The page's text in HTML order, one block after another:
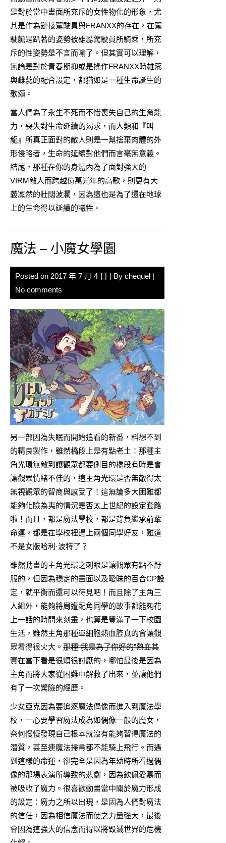
是對於當中畫面所充斥的女性物化的形象，尤
其是作為鏈接駕駛員與FRANXX的存在，在駕
駛艙是趴著的姿勢被雄蕊駕駛員所騎乘，所充
斥的性姿勢是不言而喻了。但其實可以理解，
無論是對於青春期抑或是操作FRANXX時雄蕊
與雌蕊的配合設定，都猶如是一種生命誕生的
歌頌。
當人們為了永生不死而不惜喪失自己的生育能
力，喪失對生命延續的渴求，而人類和『叫
龍』所真正面對的敵人則是一幫捨棄肉體的外
形侵略者，生命的延續對他們而言毫無意義。
結尾，那種在你的身體內為了面對強大的
VIRM敵人而跨越億萬光年的高歌，則更有大
義凜然的壯闊波瀾，因為這也是為了還在地球
上的生命得以延續的犧牲。
魔法 – 小魔女學園
Posted on 2017 年 7 月 4 日 | By chequel |
No comments
另一部因為失眠而開始追看的新番，料想不到
的精良製作，雖然橋段上是有點老土：那種主
角光環無敵到讓觀眾都要側目的橋段有時是會
讓觀眾情緒不佳的，這主角光環是否無敵得太
無視觀眾的智商與感受了！這無論多大困難都
能夠化險為夷的情況是否太上世紀的設定套路
啦！而且，都是魔法學校，都是背負繼承前輩
命運，都是在學校裡遇上兩個同學好友，難道
不是女版哈利·波特了？
雖然動畫的主角光環之刺眼是讓觀眾有點不舒
服的，但因為穩定的畫面以及曖昧的百合CP設
定，就平衡而還可以待見吧！而且除了主角三
人組外，能夠將周遭配角同學的故事都能夠花
上一話的時間來刻畫，也算是豐滿了一下校園
生活，雖然主角那種單細胞熱血腔真的會讓觀
眾看得很火大。 那種“我是為了你好的”熱血其
實在當下看是很煩很討厭的，哪怕最後是因為
主角而將大家從困難中解救了出來，並讓他們
有了一次驚險的經歷。
少女亞克因為要追逐魔法偶像而進入到魔法學
校，一心要學習魔法成為如偶像一般的魔女，
奈何慢慢發現自己根本就沒有能夠習得魔法的
潛質，甚至連魔法掃帚都不能騎上飛行。而遇
到這樣的命運，卻完全是因為年幼時所看過偶
像的那場表演所導致的悲劇，因為欽佩愛慕而
被吸收了魔力。很喜歡動畫當中關於魔力形成
的設定：魔力之所以出現，是因為人們對魔法
的信任，因為相信魔法而使之力量強大，最後
會因為這強大的信念而得以將毀滅世界的危機